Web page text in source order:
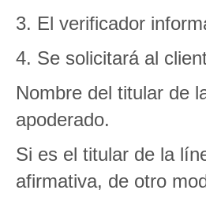
3. El verificador
4. Se solicitará al
Nombre del titular de
apoderado.
Si es el titular de la
afirmativa, de otro